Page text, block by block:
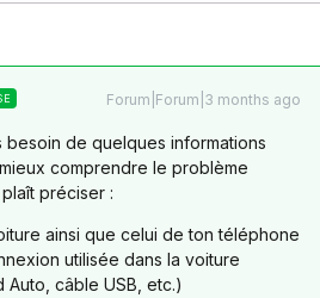
Forum|Forum|3 months ago
besoin de quelques informations
comprendre le problème
préciser :
ainsi que celui de ton téléphone
utilisée dans la voiture
Auto, câble USB, etc.)